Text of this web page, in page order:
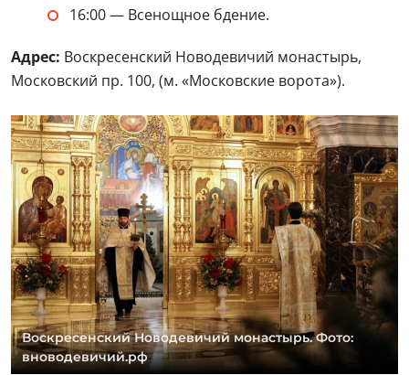
16:00 — Всенощное бдение.
Адрес: Воскресенский Новодевичий монастырь,
Московский пр. 100, (м. «Московские ворота»).
Воскресенский Новодевичий монастырь. Фото:
вноводевичий.рф